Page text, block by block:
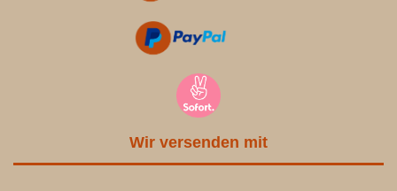
Wir versenden mit